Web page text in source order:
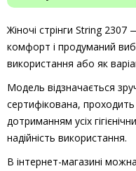
Жіночі стрінги String 2307
комфорт і продуманий
використання або як
Модель відзначається
сертифікована, проходить
дотриманням усіх
надійність використання.
В інтернет-магазині